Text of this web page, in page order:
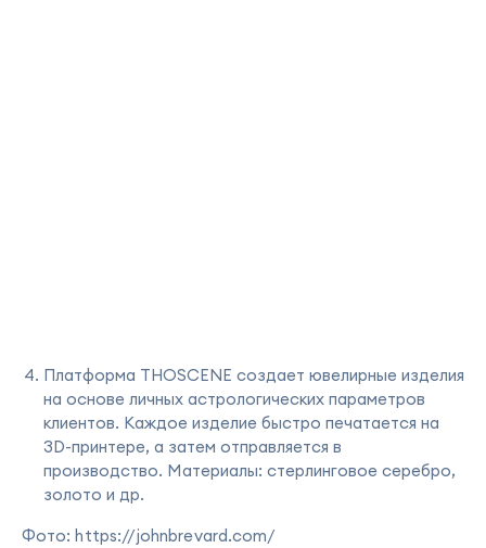
Платформа THOSCENE создает ювелирные изделия
на основе личных астрологических параметров
клиентов. Каждое изделие быстро печатается на
3D-принтере, а затем отправляется в
производство. Материалы: стерлинговое серебро,
золото и др.
Фото: https://johnbrevard.com/